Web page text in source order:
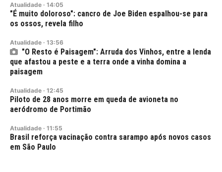
Atualidade · 14:05
"É muito doloroso": cancro de Joe Biden espalhou-se para
os ossos, revela filho
Atualidade · 13:56
"O Resto é Paisagem": Arruda dos Vinhos, entre a lenda
que afastou a peste e a terra onde a vinha domina a
paisagem
Atualidade · 12:45
Piloto de 28 anos morre em queda de avioneta no
aeródromo de Portimão
Atualidade · 11:55
Brasil reforça vacinação contra sarampo após novos casos
em São Paulo